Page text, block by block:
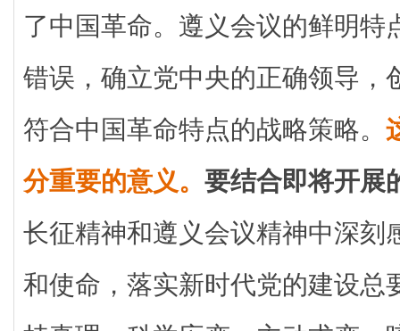
了中国革命。遵义会议的鲜明特
错误，确立党中央的正确领导，
符合中国革命特点的战略策略。
分重要的意义。 要结合即将开展
长征精神和遵义会议精神中深刻
和使命，落实新时代党的建设总